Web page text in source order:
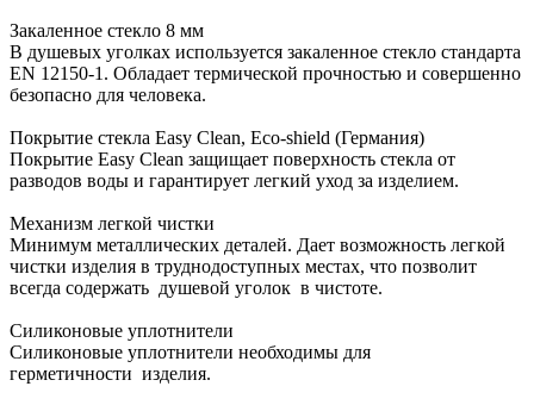
Закаленное стекло 8 мм
В душевых уголках используется закаленное стекло стандарта
EN 12150-1. Обладает термической прочностью и совершенно
безопасно для человека.
Покрытие стекла Еasy Clean, Eco-shield (Германия)
Покрытие Еasy Clean защищает поверхность стекла от
разводов воды и гарантирует легкий уход за изделием.
Механизм легкой чистки
Минимум металлических деталей. Дает возможность легкой
чистки изделия в труднодоступных местах, что позволит
всегда содержать душевой уголок в чистоте.
Силиконовые уплотнители
Силиконовые уплотнители необходимы для
герметичности изделия.